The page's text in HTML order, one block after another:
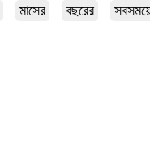
মাসের বছরের